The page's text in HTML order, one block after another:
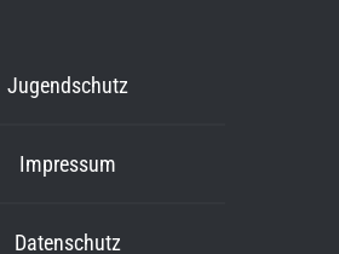
Jugendschutz
Impressum
Datenschutz